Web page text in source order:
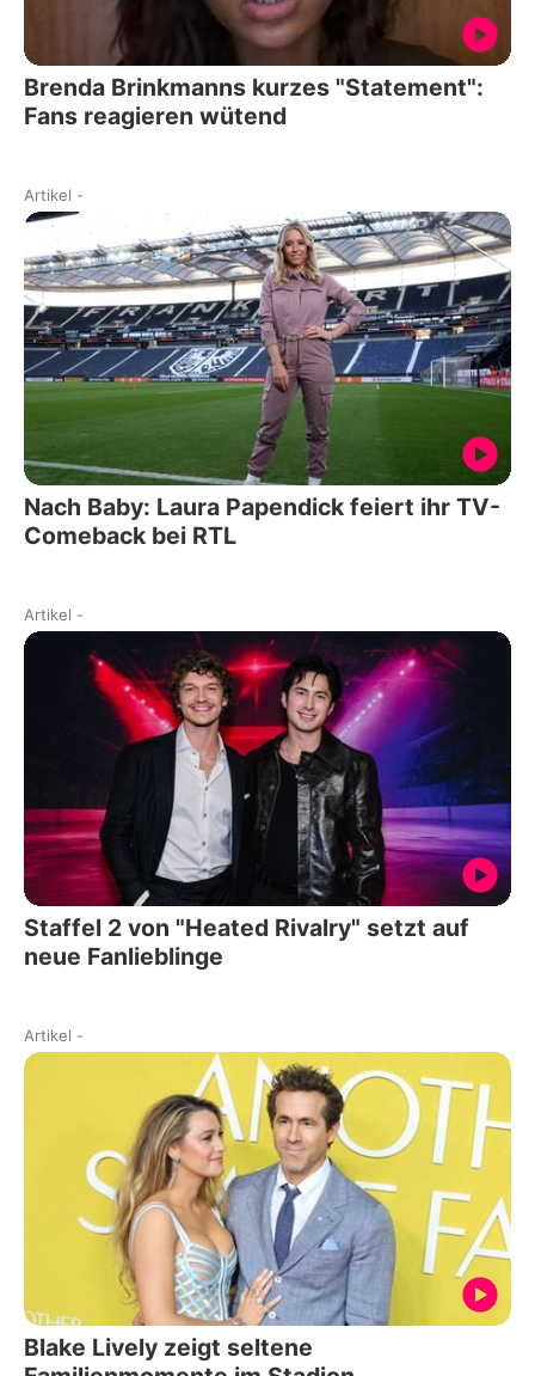
Brenda Brinkmanns kurzes "Statement":
Fans reagieren wütend
Artikel -
Nach Baby: Laura Papendick feiert ihr TV-
Comeback bei RTL
Artikel -
Staffel 2 von "Heated Rivalry" setzt auf
neue Fanlieblinge
Artikel -
Blake Lively zeigt seltene